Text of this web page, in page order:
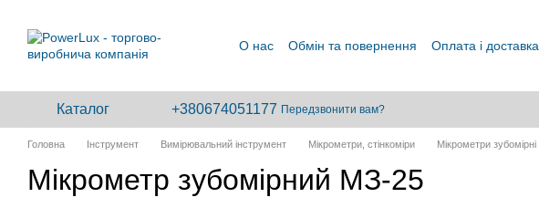
О нас Обмін та повернення Оплата і доставка
Каталог +380674051177 Передзвонити вам?
Головна Інструмент Вимірювальний інструмент Мікрометри, стінкоміри Мікрометри зубомірні
Мікрометр зубомірний МЗ-25